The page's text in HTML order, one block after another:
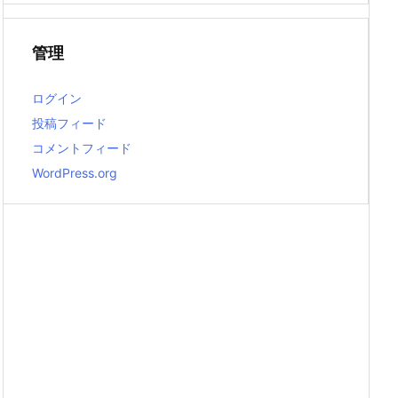
管理
ログイン
投稿フィード
コメントフィード
WordPress.org